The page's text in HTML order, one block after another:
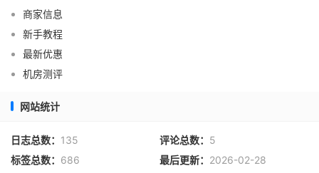
夏
电
信
5
宁
夏
通
5
宁
商家信息
新手教程
最新优惠
机房测评
网站统计
日志总数： 135 评论总数： 5
标签总数： 686 最后更新： 2026-02-28